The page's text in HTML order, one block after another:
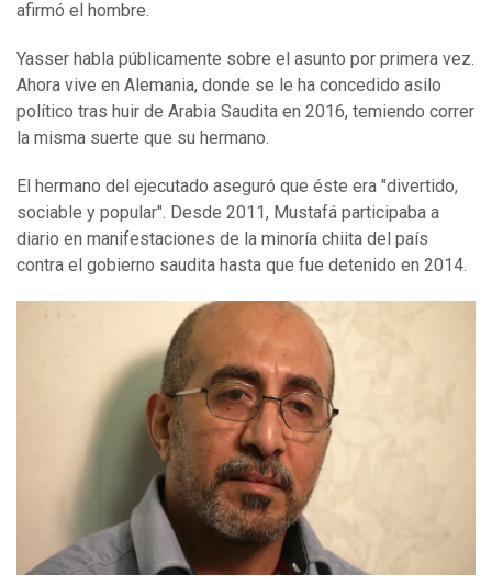
afirmó el hombre.
Yasser habla públicamente sobre el asunto por primera vez.
Ahora vive en Alemania, donde se le ha concedido asilo
político tras huir de Arabia Saudita en 2016, temiendo correr
la misma suerte que su hermano.
El hermano del ejecutado aseguró que éste era "divertido,
sociable y popular". Desde 2011, Mustafá participaba a
diario en manifestaciones de la minoría chiita del país
contra el gobierno saudita hasta que fue detenido en 2014.